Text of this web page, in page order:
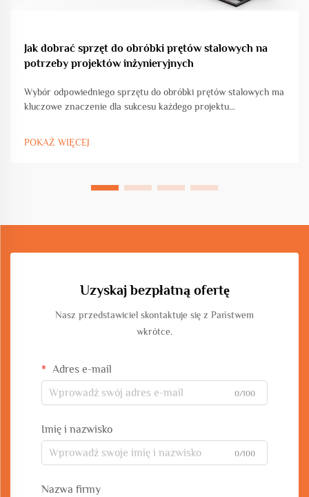
Jak dobrać sprzęt do obróbki prętów stalowych na
potrzeby projektów inżynieryjnych
Wybór odpowiedniego sprzętu do obróbki prętów stalowych ma
kluczowe znaczenie dla sukcesu każdego projektu
komercyjną, rozwojem infrastruktury czy produkcją
przemysłową. Wybór sprzętu bezpośrednio wpływa...
POKAŻ WIĘCEJ
Uzyskaj bezpłatną ofertę
Nasz przedstawiciel skontaktuje się z Państwem
wkrótce.
Adres e-mail
0/100
Imię i nazwisko
0/100
Nazwa firmy